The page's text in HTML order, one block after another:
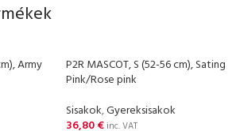
Army
P2R MASCOT, S (52-56 cm), Sating
Pink/Rose pink
Sisakok,Gyereksisakok
36,80€ inc. VAT